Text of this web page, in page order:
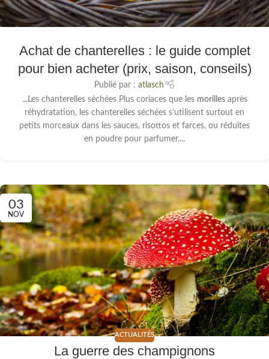
Achat de chanterelles : le guide complet
pour bien acheter (prix, saison, conseils)
Publié par : atlasch
...Les chanterelles séchées Plus coriaces que les morillesaprès
réhydratation, les chanterelles séchées s’utilisent surtout en
petits morceaux dans les sauces, risottos et farces, ou réduites
en poudre pour parfumer....
03
NOV
ACTUALITÉS
La guerre des champignons